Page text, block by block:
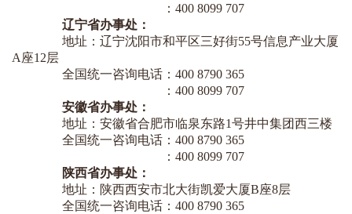
：400 8099 707
辽宁省办事处：
地址：辽宁沈阳市和平区三好街55号信息产业大厦
A座12层
全国统一咨询电话：400 8790 365
：400 8099 707
安徽省办事处：
地址：安徽省合肥市临泉东路1号井中集团西三楼
全国统一咨询电话：400 8790 365
：400 8099 707
陕西省办事处：
地址：陕西西安市北大街凯爱大厦B座8层
全国统一咨询电话：400 8790 365